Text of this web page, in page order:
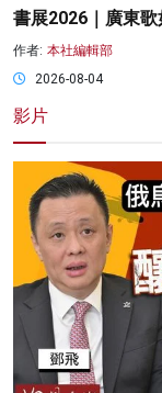
書展2026｜廣東
作者: 本社編輯部
2026-08-04
影片